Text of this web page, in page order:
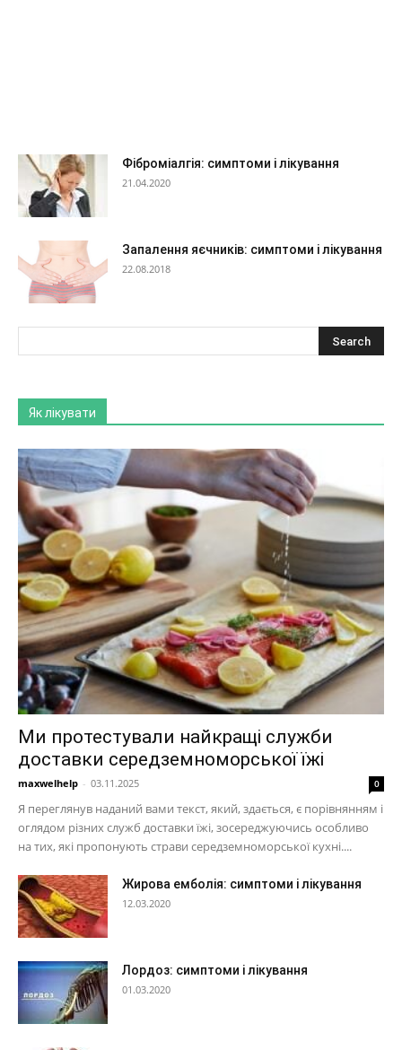
Фіброміалгія: симптоми і лікування
21.04.2020
Запалення яєчників: симптоми і лікування
22.08.2018
Як лікувати
Ми протестували найкращі служби
доставки середземноморської їжі
maxwelhelp - 03.11.2025 0
Я переглянув наданий вами текст, який, здається, є порівнянням і
оглядом різних служб доставки їжі, зосереджуючись особливо
на тих, які пропонують страви середземноморської кухні....
Жирова емболія: симптоми і лікування
12.03.2020
Лордоз: симптоми і лікування
01.03.2020